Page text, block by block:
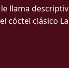
llama
cóctel clásico